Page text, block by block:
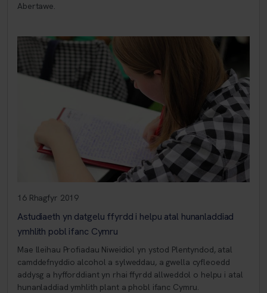
Abertawe.
16 Rhagfyr 2019
Astudiaeth yn datgelu ffyrdd i helpu atal hunanladdiad
ymhlith pobl ifanc Cymru
Mae lleihau Profiadau Niweidiol yn ystod Plentyndod, atal
camddefnyddio alcohol a sylweddau, a gwella cyfleoedd
addysg a hyfforddiant yn rhai ffyrdd allweddol o helpu i atal
hunanladdiad ymhlith plant a phobl ifanc Cymru.